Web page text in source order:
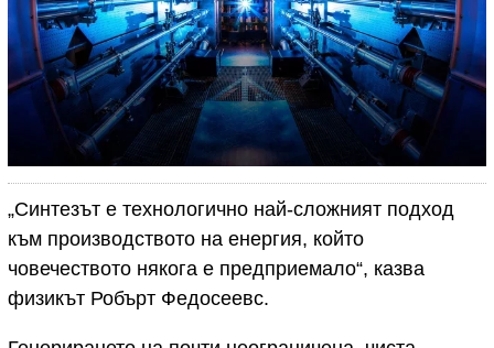
„Синтезът е технологично най-сложният подход
към производството на енергия, който
човечеството някога е предприемало“, казва
физикът Робърт Федосеевс.